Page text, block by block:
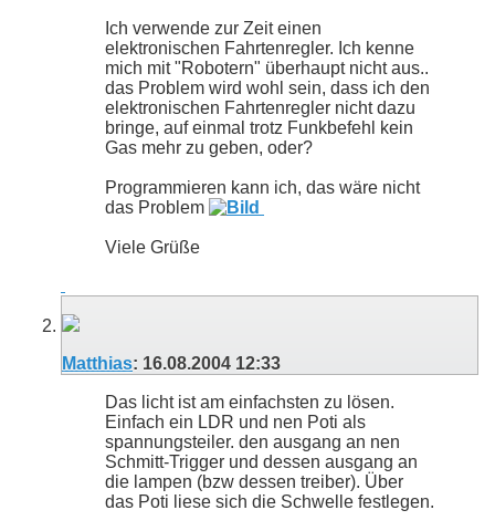
Ich verwende zur Zeit einen
elektronischen Fahrtenregler. Ich kenne
mich mit "Robotern" überhaupt nicht aus..
das Problem wird wohl sein, dass ich den
elektronischen Fahrtenregler nicht dazu
bringe, auf einmal trotz Funkbefehl kein
Gas mehr zu geben, oder?
Programmieren kann ich, das wäre nicht
das Problem
Viele Grüße
Matthias: 16.08.2004 12:33
Das licht ist am einfachsten zu lösen.
Einfach ein LDR und nen Poti als
spannungsteiler. den ausgang an nen
Schmitt-Trigger und dessen ausgang an
die lampen (bzw dessen treiber). Über
das Poti liese sich die Schwelle festlegen.